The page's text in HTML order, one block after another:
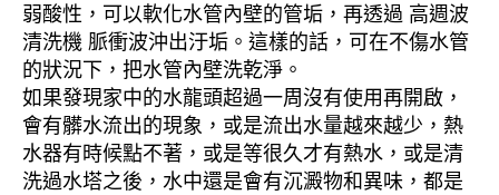
弱酸性，可以軟化水管內壁的管垢，再透過 高週波
清洗機 脈衝波沖出汙垢。這樣的話，可在不傷水管
的狀況下，把水管內壁洗乾淨。
如果發現家中的水龍頭超過一周沒有使用再開啟，
會有髒水流出的現象，或是流出水量越來越少，熱
水器有時候點不著，或是等很久才有熱水，或是清
洗過水塔之後，水中還是會有沉澱物和異味，都是